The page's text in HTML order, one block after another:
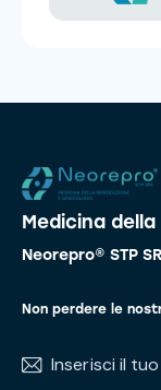
Medicina
Neorepro® STP
Non perdere le